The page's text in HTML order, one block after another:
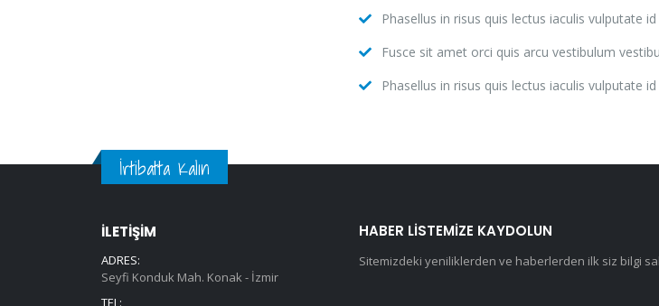
Phasellus in risus quis lectus iaculis vulputate id
Fusce sit amet orci quis arcu vestibulum
Phasellus in risus quis lectus iaculis vulputate id
İrtibatta Kalın
İLETİŞİM
ADRES:
Seyfi Konduk Mah. Konak - İzmir
TEL:
HABER LISTEMIZE KAYDOLUN
Sitemizdeki yeniliklerden ve haberlerden ilk siz bilgi